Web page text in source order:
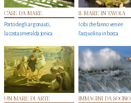
CASE DA MARE
Porto degli argonauti,
la costa smeralda jonica
IL MARE IN TAVOLA
I cibi che fanno venire
l’acquolina in bocca
UN MARE DI ARTE IMMAGINI DA SOGNO